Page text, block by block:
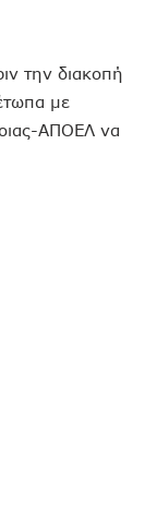
την διακοπή
με
ΑΠΟΕΛ να